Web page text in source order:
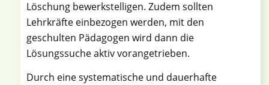
Löschung bewerkstelligen. Zudem sollten
Lehrkräfte einbezogen werden, mit den
geschulten Pädagogen wird dann die
Lösungssuche aktiv vorangetrieben.
Durch eine systematische und dauerhafte